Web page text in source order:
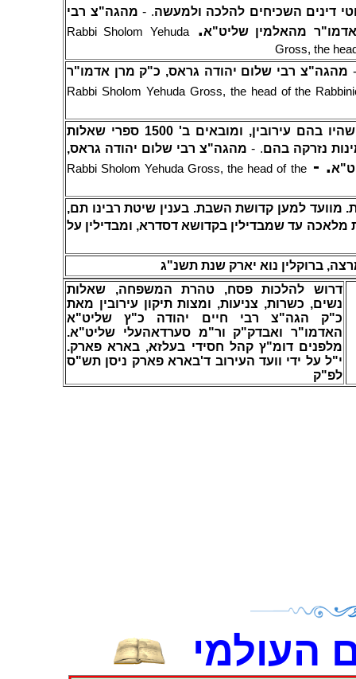
דינים השכיחים להלכה ולמעשה. - מהגה"צ רבי
מהאלמין שליט"א.
Rabbi Sholom Yehuda
Gross, the
מהגה"צ רבי שלום יהודה גראס, כ"ק מרן אדמו"ר
Rabbi Sholom Yehuda Gross, the head of the
ליסט של 400 מדינות ועיירות שהיו בהם עירובין, ומובאים ב' 1500 ספרי שאלות
נזרקה בהם. - מהגה"צ רבי שלום יהודה גראס,
. -
Rabbi Sholom Yehuda Gross, the head of the
למען קדושת השבת. בענין שיטת רבינו תם,
מלאכה עד שמבדילין בקדושא דסדרא, ומבדילין על
ברוקלין נוא יארק שנת תשנ"ג
דרוש להלכות פסח, טהרת המשפחה, שאלות
נשים, כשרות, צניעות, ומצות תיקון עירובין מאת
כ"ק הגה"צ רבי חיים יהודה כ"ץ שליט"א
האדמו"ר ואבדק"ק ור"מ סערדאהעלי שליט"א.
מלפנים דומ"ץ קהל חסידי בעלזא, בארא פארק.
י"ל על ידי וועד העירוב ד'בארא פארק ניסן תש"ס
לפ"ק
העולמי